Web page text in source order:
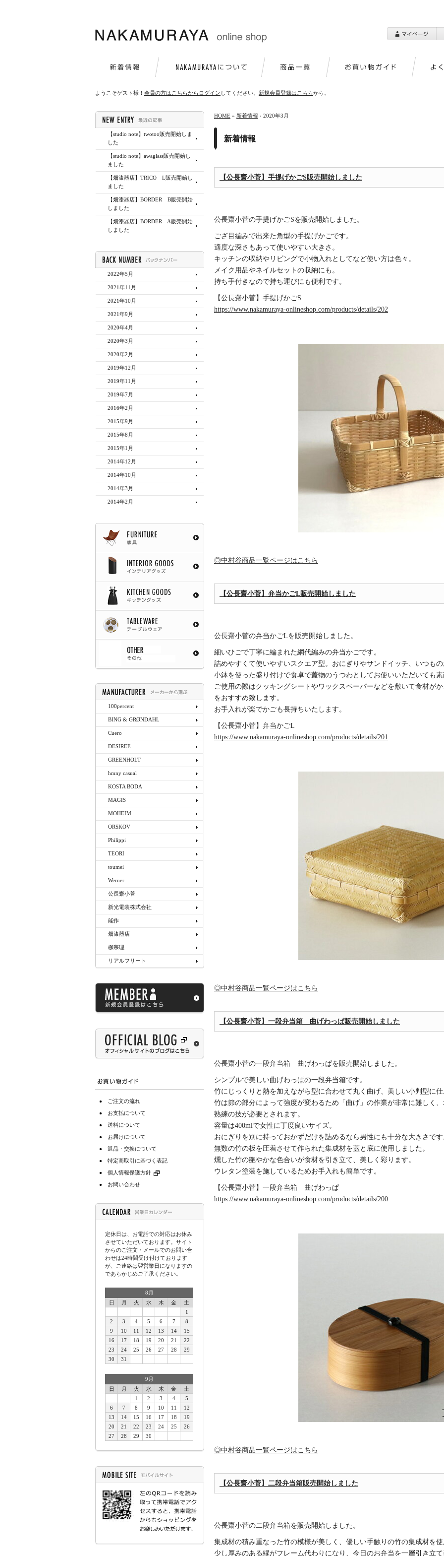
ようこそゲスト様！ 会員の方はこちらからログイン してください。 新規会員登録はこちらから。
【studio note】twotoo販売開始しま
した
【studio note】awaglass販売開始し
ました
【畑漆器店】TRICO L販売開始し
ました
【畑漆器店】BORDER B販売開始
しました
【畑漆器店】BORDER A販売開始
しました
2022年5月
2021年11月
2021年10月
2021年9月
2020年4月
2020年3月
2020年2月
2019年12月
2019年11月
2019年7月
2016年2月
2015年9月
2015年8月
2015年1月
2014年12月
2014年10月
2014年3月
2014年2月
100percent
BING & GRØNDAHL
Cuero
DESIREE
GREENHOLT
hmny casual
KOSTA BODA
MAGIS
MOHEIM
ORSKOV
Philippi
TEORI
toumei
Werner
公長齋小菅
新光電装株式会社
能作
畑漆器店
柳宗理
リアルフリート
ご注文の流れ
お支払について
送料について
お届けについて
返品・交換について
特定商取引に基づく表記
個人情報保護方針
お問い合わせ
定休日は、お電話での対応はお休み
させていただいております。サイト
からのご注文・メールでのお問い合
わせは24時間受け付けております
が、ご連絡は翌営業日になりますの
であらかじめご了承ください。
8月
日
月 火 水 木 金
土
1
2
3 4 5 6 7
8
9
10 11 12 13 14
15
16
17 18 19 20 21
22
23
24 25 26 27 28
29
30
31
9月
日
月 火 水 木 金
土
1
2 3 4
5
6
7 8 9 10 11
12
13
14 15 16 17 18
19
20
21 22 23 24 25
26
27
28 29 30
HOME » 新着情報 › 2020年3月
新着情報
【公長齋小菅】手提げかごS販売開始しました
公長齋小菅の手提げかごSを販売開始しました。
ござ目編みで出来た角型の手提げかごです。
適度な深さもあって使いやすい大きさ。
キッチンの収納やリビングで小物入れとしてなど使い方は色々。
メイク用品やネイルセットの収納にも。
持ち手付きなので持ち運びにも便利です。
【公長齋小菅】手提げかごS
https://www.nakamuraya-onlineshop.com/products/details/202
◎中村谷商品一覧ページはこちら
【公長齋小菅】弁当かごL販売開始しました
公長齋小菅の弁当かごLを販売開始しました。
細いひごで丁寧に編まれた網代編みの弁当かごです。
詰めやすくて使いやすいスクエア型。おにぎりやサンドイッチ、いつも
小鉢を使った盛り付けで食卓で蓋物のうつわとしてお使いいただいても
ご使用の際はクッキングシートやワックスペーパーなどを敷いて食材が
をおすすめ致します。
お手入れが楽でかごも長持ちいたします。
【公長齋小菅】弁当かごL
https://www.nakamuraya-onlineshop.com/products/details/201
◎中村谷商品一覧ページはこちら
【公長齋小菅】一段弁当箱 曲げわっぱ販売開始しました
公長齋小菅の一段弁当箱 曲げわっぱを販売開始しました。
シンプルで美しい曲げわっぱの一段弁当箱です。
竹にじっくりと熱を加えながら型に合わせて丸く曲げ、美しい小判型に
竹は節の部分によって強度が変わるため「曲げ」の作業が非常に難しく
熟練の技が必要とされます。
容量は400mlで女性に丁度良いサイズ。
おにぎりを別に持っておかずだけを詰めるなら男性にも十分な大きさで
無数の竹の板を圧着させて作られた集成材を蓋と底に使用しました。
燻した竹の艶やかな色合いが食材を引き立て、美しく彩ります。
ウレタン塗装を施しているためお手入れも簡単です。
【公長齋小菅】一段弁当箱 曲げわっぱ
https://www.nakamuraya-onlineshop.com/products/details/200
◎中村谷商品一覧ページはこちら
【公長齋小菅】二段弁当箱販売開始しました
公長齋小菅の二段弁当箱を販売開始しました。
集成材の積み重なった竹の模様が美しく、優しい手触りの竹の集成材を
少し厚みのある縁がフレーム代わりになり、今日のお弁当を一層引き立